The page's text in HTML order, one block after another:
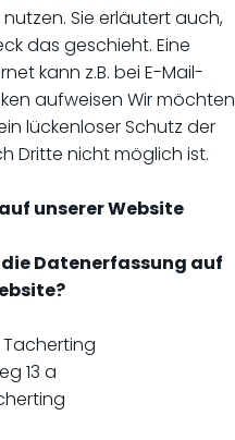
Sie erläutert auch,
das geschieht. Eine
kann z.B. bei E-Mail-
aufweisen Wir möchten
lückenloser Schutz der
Dritte nicht möglich ist.
unserer Website
Datenerfassung auf
13 a